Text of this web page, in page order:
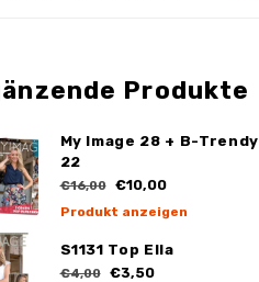
Produkte
My Image 28 + B-Trendy
22
€16,00 €10,00
Produkt anzeigen
S1131 Top Ella
€4,00 €3,50